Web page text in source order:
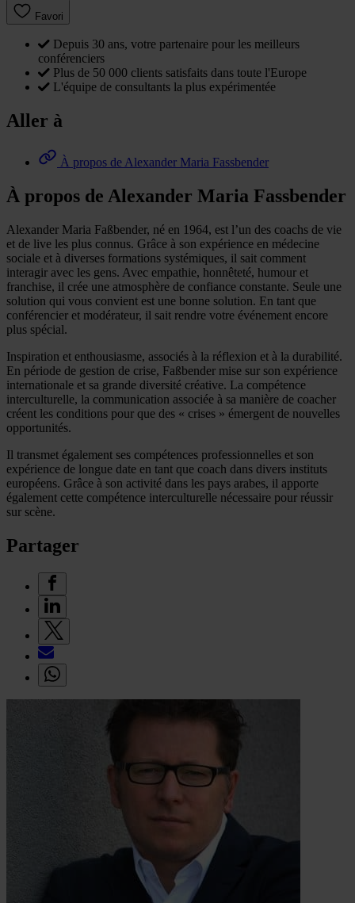
Favori
Depuis 30 ans, votre partenaire pour les meilleurs
conférenciers
Plus de 50 000 clients satisfaits dans toute l'Europe
L'équipe de consultants la plus expérimentée
Aller à
À propos de Alexander Maria Fassbender
À propos de Alexander Maria Fassbender
Alexander Maria Faßbender, né en 1964, est l’un des coachs de vie
et de live les plus connus. Grâce à son expérience en médecine
sociale et à diverses formations systémiques, il sait comment
interagir avec les gens. Avec empathie, honnêteté, humour et
franchise, il crée une atmosphère de confiance constante. Seule une
solution qui vous convient est une bonne solution. En tant que
conférencier et modérateur, il sait rendre votre événement encore
plus spécial.
Inspiration et enthousiasme, associés à la réflexion et à la durabilité.
En période de gestion de crise, Faßbender mise sur son expérience
internationale et sa grande diversité créative. La compétence
interculturelle, la communication associée à sa manière de coacher
créent les conditions pour que des « crises » émergent de nouvelles
opportunités.
Il transmet également ses compétences professionnelles et son
expérience de longue date en tant que coach dans divers instituts
européens. Grâce à son activité dans les pays arabes, il apporte
également cette compétence interculturelle nécessaire pour réussir
sur scène.
Partager